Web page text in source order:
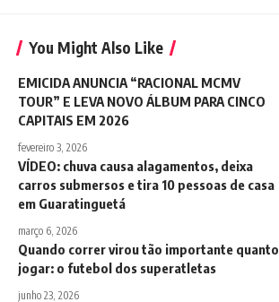
You Might Also Like
EMICIDA ANUNCIA “RACIONAL MCMV
TOUR” E LEVA NOVO ÁLBUM PARA CINCO
CAPITAIS EM 2026
fevereiro 3, 2026
VÍDEO: chuva causa alagamentos, deixa
carros submersos e tira 10 pessoas de casa
em Guaratinguetá
março 6, 2026
Quando correr virou tão importante quanto
jogar: o futebol dos superatletas
junho 23, 2026